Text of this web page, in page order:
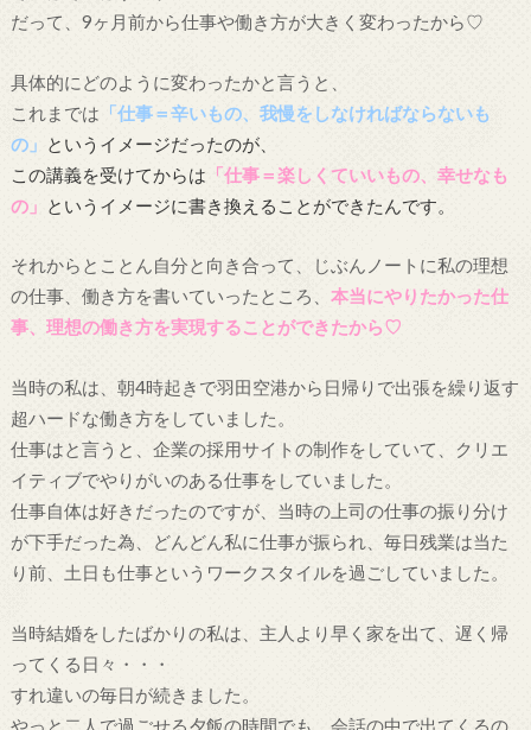
だって、9ヶ月前から仕事や働き方が大きく変わったから♡
具体的にどのように変わったかと言うと、
これまでは 「仕事＝辛いもの、我慢をしなければならないも
の」 という イメージだったのが、
この講義を受けてからは 「仕事＝楽しくていいもの、幸せなも
の」 というイメージに書き換えることができたんです。
それからとことん自分と向き合って、じぶんノートに私の理想
の仕事、働き方を書いていったところ、 本当にやりたかった仕
事、理想の働き方を実現することができたから♡
当時の私は、朝4時起きで羽田空港から日帰りで出張を繰り返す
超ハードな働き方をしていました。
仕事はと言うと、企業の採用サイトの制作をしていて、クリエ
イティブでやりがいのある仕事をしていました。
仕事自体は好きだったのですが、当時の上司の仕事の振り分け
が下手だった為、どんどん私に仕事が振られ、毎日残業は当た
り前、土日も仕事というワークスタイルを過ごしていました。
当時結婚をしたばかりの私は、主人より早く家を出て、遅く帰
ってくる日々・・・
すれ違いの毎日が続きました。
やっと二人で過ごせる夕飯の時間でも、会話の中で出てくるの